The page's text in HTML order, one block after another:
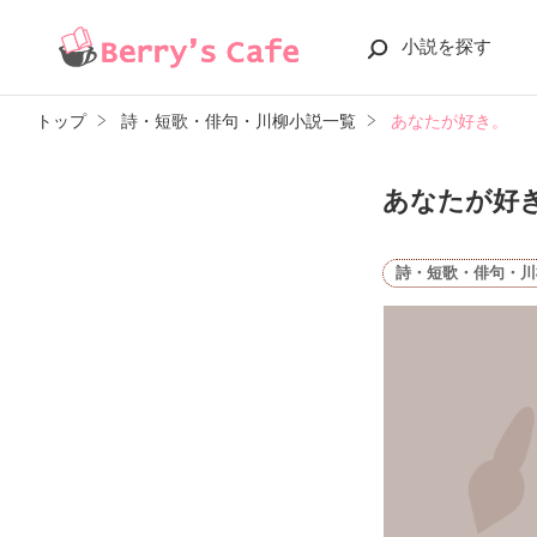
小説を探す
トップ 詩・短歌・俳句・川柳小説一覧 あなたが好き。
あなたが好
詩・短歌・俳句・